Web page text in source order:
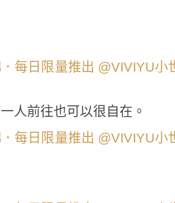
人前往也可以很自在。